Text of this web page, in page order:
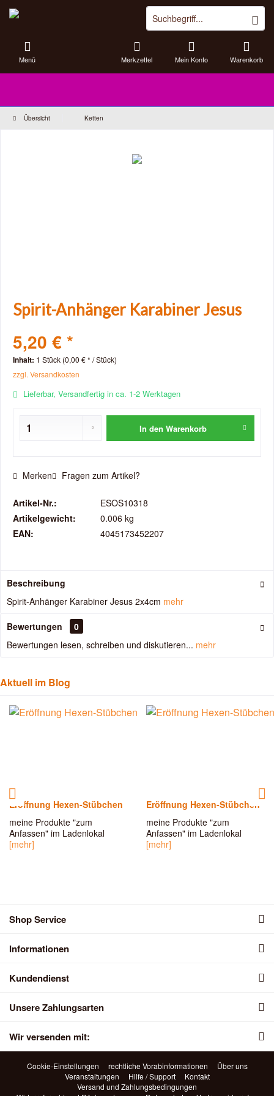
Menü Warenkorb
Merkzettel Mein Konto
Übersicht Ketten
Spirit-Anhänger Karabiner Jesus
5,20 € *
Inhalt: 1 Stück (0,00 € * / Stück)
zzgl. Versandkosten
Lieferbar, Versandfertig in ca. 1-2 Werktagen
In den Warenkorb
Merken Fragen zum Artikel?
Artikel-Nr.:
ESOS10318
Artikelgewicht:
0.006 kg
EAN:
4045173452207
Beschreibung
Spirit-Anhänger Karabiner Jesus 2x4cm mehr
Bewertungen
0
Bewertungen lesen, schreiben und diskutieren... mehr
Aktuell im Blog
Eröffnung Hexen-Stübchen
meine Produkte "zum
Anfassen" im Ladenlokal
[mehr]
Eröffnung Hexen-Stübchen
meine Produkte "zum
Anfassen" im Ladenlokal
[mehr]
Shop Service
Informationen
Kundendienst
Unsere Zahlungsarten
Wir versenden mit:
Cookie-Einstellungen rechtliche Vorabinformationen
Über uns
Veranstaltungen
Hilfe / Support
Kontakt
Versand und Zahlungsbedingungen